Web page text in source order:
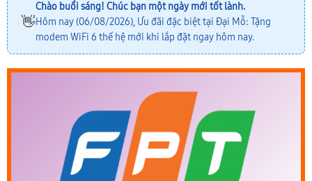
👋
Chào buổi sáng! Chúc bạn một ngày mới tốt lành.
Hôm nay (06/08/2026), Ưu đãi đặc biệt tại Đại Mỗ: Tặng
modem WiFi 6 thế hệ mới khi lắp đặt ngay hôm nay.